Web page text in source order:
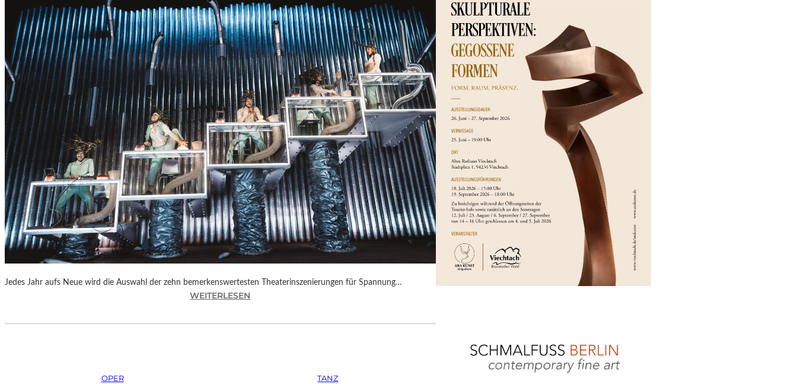
R
K
O
N
N
T
E
E
S
N
I
C
H
T
W
E
R
D
E
N
Jedes Jahr aufs Neue wird die Auswahl der zehn bemerkenswertesten Theaterinszenierungen für Spannung…
WEITERLESEN
E
OPER TANZ